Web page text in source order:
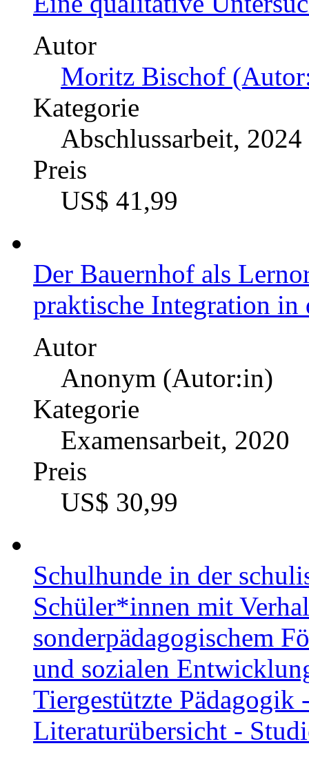
Autor
Moritz Bischof
Kategorie
Abschlussarbeit, 2024
Preis
US$ 41,99
Der Bauernhof als
praktische Integration in
Autor
Anonym (Autor:in)
Kategorie
Examensarbeit, 2020
Preis
US$ 30,99
Schulhunde in der
Schüler*innen mit
sonderpädagogischem
und sozialen
Tiergestützte
Literaturübersicht -